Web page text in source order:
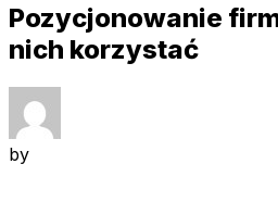
Pozycjonowanie
nich korzystać
by